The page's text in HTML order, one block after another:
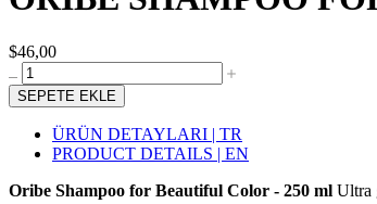
$46,00
SEPETE EKLE
ÜRÜN DETAYLARI | TR
PRODUCT DETAILS | EN
Oribe Shampoo for Beautiful Color - 250 ml Ultra